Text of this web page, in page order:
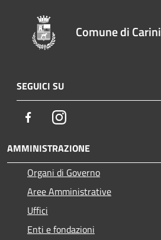
Comune di Carini
SEGUICI SU
FacebookInstagram
AMMINISTRAZIONE
Organi di Governo
Aree Amministrative
Uffici
Enti e fondazioni